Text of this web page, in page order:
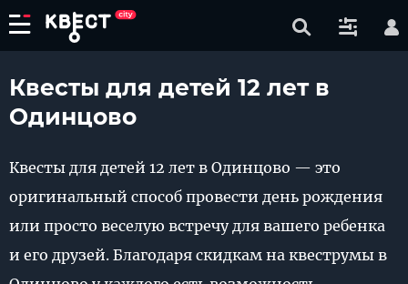
Квесты для детей 12 лет в
Одинцово
Квесты для детей 12 лет в Одинцово — это
оригинальный способ провести день рождения
или просто веселую встречу для вашего ребенка
и его друзей. Благодаря скидкам на квеструмы в